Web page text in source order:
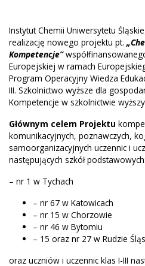
Instytut Chemii Uniwersytetu
realizację nowego projektu pt.
Kompetencje”
Europejskiej w ramach
Program Operacyjny Wiedza
III. Szkolnictwo wyższe dla
Kompetencje w szkolnictwie
Głównym celem Projektu
komunikacyjnych, poznawczych,
samoorganizacyjnych uczennic i
następujących szkół podstawowych:
– nr 1 w Tychach
– nr 67 w Katowicach
– nr 15 w Chorzowie
– nr 46 w Bytomiu
– 15 oraz nr 27 w Rudzie
oraz uczniów i uczennic klas I-III